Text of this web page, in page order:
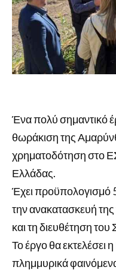
Ένα πολύ σημαντικό
θωράκιση της
χρηματοδότηση στο
Ελλάδας.
Έχει προϋπολογισμό
την ανακατασκευή
και τη διευθέτηση
Το έργο θα εκτελέσει
πλημμυρικά